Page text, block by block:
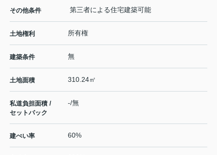
その他条件 第三者による住宅建築可能
土地権利 所有権
建築条件 無
土地面積 310.24㎡
私道負担面積 /
セットバック
-/無
建ぺい率 60%